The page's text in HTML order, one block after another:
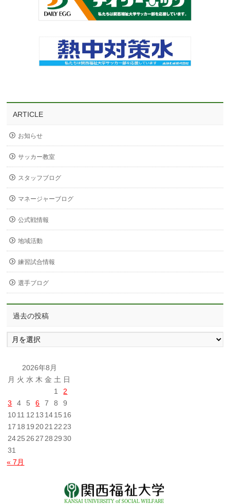
ARTICLE
お知らせ
サッカー教室
スタッフブログ
マネージャーブログ
公式戦情報
地域活動
練習試合情報
選手ブログ
過去の投稿
過
去
稿
2026年8月
月 火 水 木 金 土 日
1
2
3
4 5 6 7 8
9
1011 12 13 1415 16
17 18 19 2021 22 23
2425 26 27 28 29 30
31
« 7月